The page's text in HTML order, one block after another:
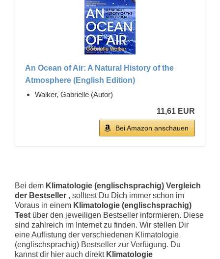
An Ocean of Air: A Natural History of the
Atmosphere (English Edition)
Walker, Gabrielle (Autor)
11,61 EUR
Bei Amazon anschauen
Bei dem Klimatologie (englischsprachig) Vergleich
der Bestseller , solltest Du Dich immer schon im
Voraus in einem Klimatologie (englischsprachig)
Test über den jeweiligen Bestseller informieren. Diese
sind zahlreich im Internet zu finden. Wir stellen Dir
eine Auflistung der verschiedenen Klimatologie
(englischsprachig) Bestseller zur Verfügung. Du
kannst dir hier auch direkt Klimatologie